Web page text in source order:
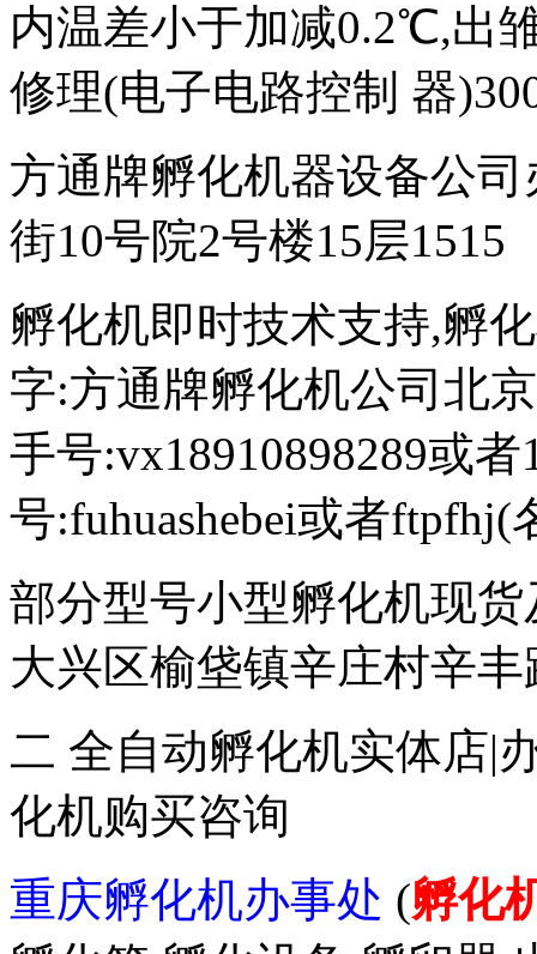
内温差小于加减0.2℃,出
修理(电子电路控制 器
方通牌孵化机器设备公
街10号院2号楼15层1515
孵化机即时技术支持,孵
字:方通牌孵化机公司北
手号:vx18910898289或
号:fuhuashebei或者
部分型号小型孵化机现
大兴区榆垡镇辛庄村辛丰
二 全自动孵化机实体店|
化机购买咨询
重庆孵化机办事处 (孵化